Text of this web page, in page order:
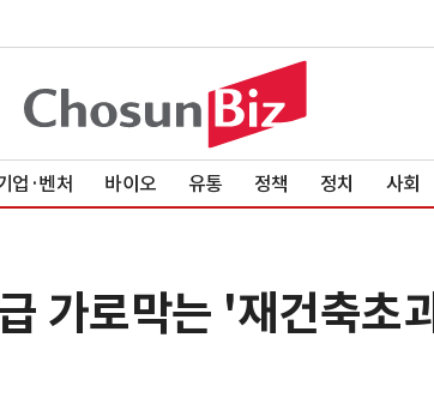
업·벤처 바이오 유통 정책 정치 사회
가로막는 '재건축초